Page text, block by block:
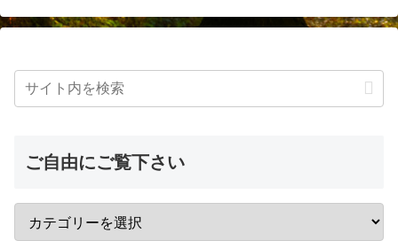
ご自由にご覧下さい